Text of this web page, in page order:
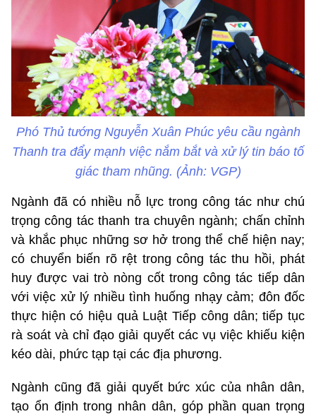
Phó Thủ tướng Nguyễn Xuân Phúc yêu cầu ngành
Thanh tra đẩy mạnh việc nắm bắt và xử lý tin báo tố
giác tham nhũng. (Ảnh: VGP)
Ngành đã có nhiều nỗ lực trong công tác như chú
trọng công tác thanh tra chuyên ngành; chấn chỉnh
và khắc phục những sơ hở trong thể chế hiện nay;
có chuyển biến rõ rệt trong công tác thu hồi, phát
huy được vai trò nòng cốt trong công tác tiếp dân
với việc xử lý nhiều tình huống nhạy cảm; đôn đốc
thực hiện có hiệu quả Luật Tiếp công dân; tiếp tục
rà soát và chỉ đạo giải quyết các vụ việc khiếu kiện
kéo dài, phức tạp tại các địa phương.
Ngành cũng đã giải quyết bức xúc của nhân dân,
tạo ổn định trong nhân dân, góp phần quan trọng